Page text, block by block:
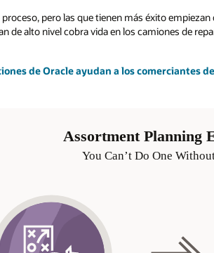
pero las que tienen más éxito
de alto nivel cobra vida en los camiones de
de Oracle ayudan a los comerciantes